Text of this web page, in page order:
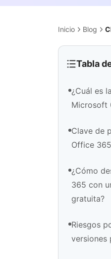
Inicio Blog
Tabla
¿Cuál es
Microsoft
Clave de
Office
¿Cómo
365 con
gratuita?
Riesgos
versiones